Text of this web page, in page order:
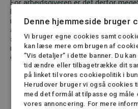
For arbejdsgiveren er det derfor
korrekt optælling af sygefraværet, hvis
medarbejderen på baggrund af 120-
arbejdsgiveren ikke foretager den
sygedagene, kan denne risikere at
medarbejderens opsigelsesvarsel
godtgørelse for usaglig afskedigelse.
Kontakt os
Denne hjemmeside bruger
Vi bruger egne cookies samt
kan læse mere om brugen af
”Vis detaljer” i dette banner. Du
tid ændre eller tilbagetrække dit
på linket til vores cookiepolitik i
Herudover bruger vi også cookies
med det formål at tilpasse og
vores annoncering. For mere